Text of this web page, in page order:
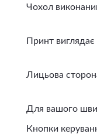
Чохол виконаний
Принт виглядає
Лицьова сторона
Для вашого
Кнопки